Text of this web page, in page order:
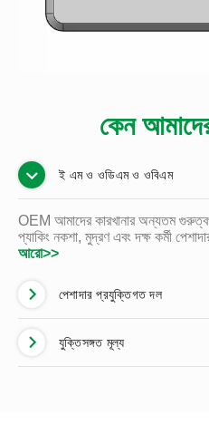
কেন
ই এম ও ওডিএম ও ওবিএম
OEM আমাদের কারখানার অন্যতম
প্যাকিং নকশা, মুদ্রণ এবং দক্ষ কর্মী
আরো>>
পেশাদার প্রযুক্তিগত দল
যুক্তিসঙ্গত মূল্য